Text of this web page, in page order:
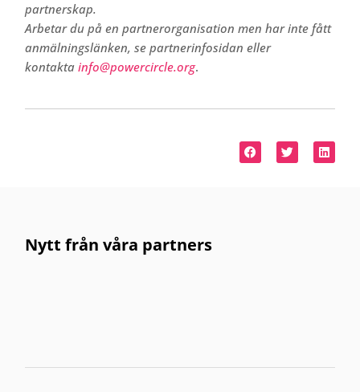
partnerskap.
Arbetar du på en partnerorganisation men har inte fått
anmälningslänken, se partnerinfosidan eller
kontakta info@powercircle.org.
Nytt från våra partners